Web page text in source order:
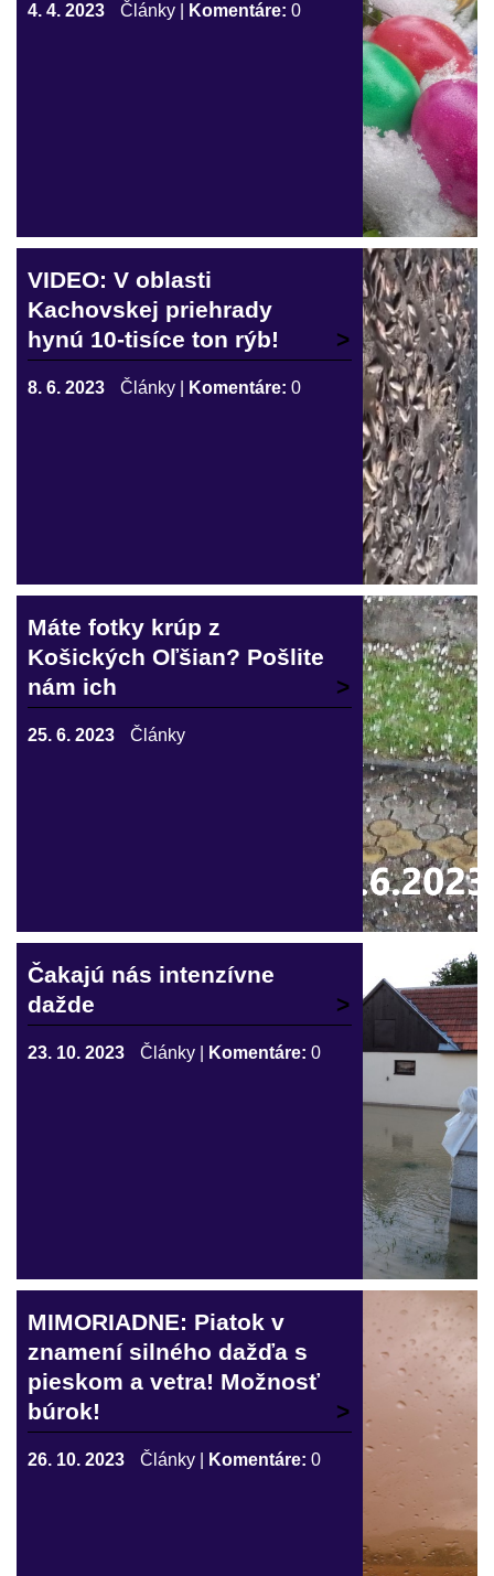
4. 4. 2023 Články Komentáre: 0
VIDEO: V oblasti
Kachovskej priehrady
hynú 10-tisíce ton rýb!
8. 6. 2023 Články Komentáre: 0
Máte fotky krúp z
Košických Oľšian? Pošlite
nám ich
25. 6. 2023 Články
Čakajú nás intenzívne
dažde
23. 10. 2023 Články Komentáre: 0
MIMORIADNE: Piatok v
znamení silného dažďa s
pieskom a vetra! Možnosť
búrok!
26. 10. 2023 Články Komentáre: 0